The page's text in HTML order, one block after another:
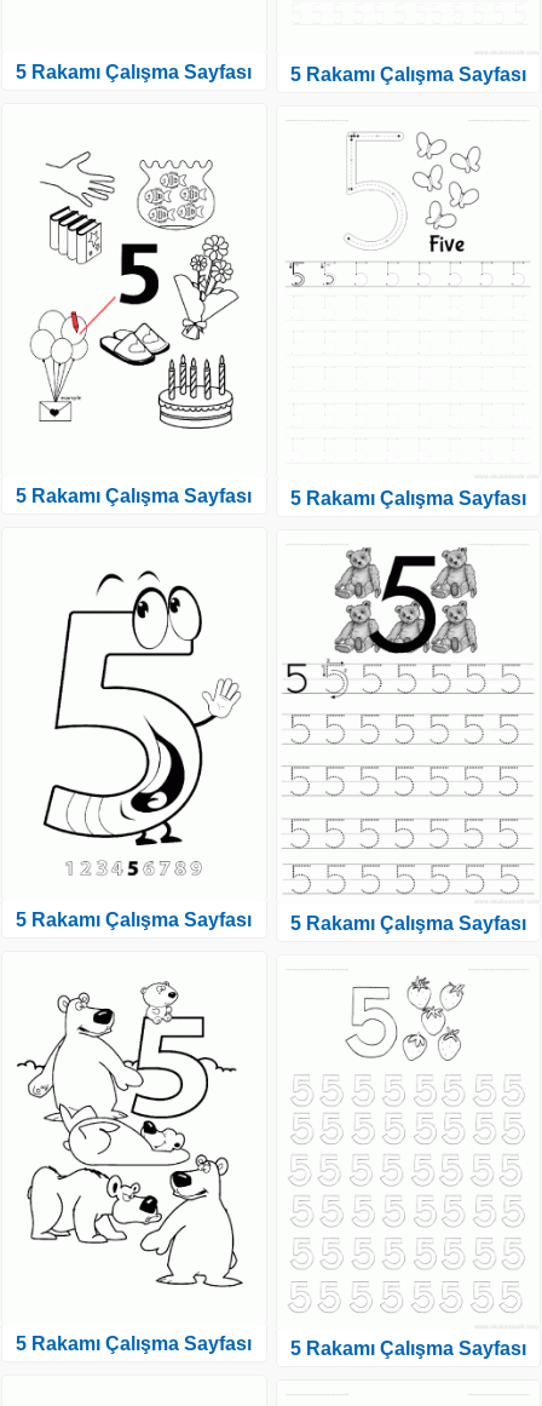
5 Rakamı Çalışma Sayfası
5 Rakamı Çalışma Sayfası
5 Rakamı Çalışma Sayfası
5 Rakamı Çalışma Sayfası
5 Rakamı Çalışma Sayfası
5 Rakamı Çalışma Sayfası
5 Rakamı Çalışma Sayfası
5 Rakamı Çalışma Sayfası